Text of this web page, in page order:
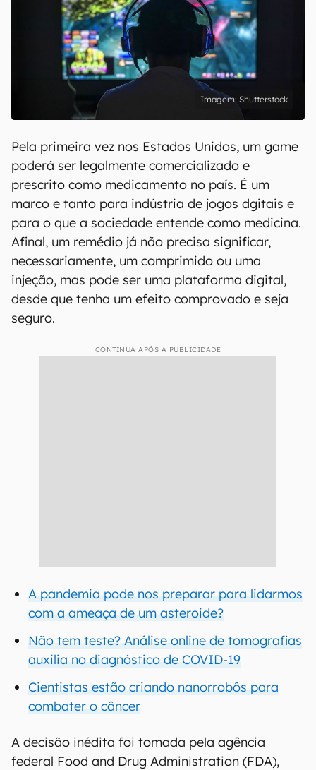
Shutterstock
Pela primeira vez nos Estados Unidos, um game
poderá ser legalmente comercializado e
prescrito como medicamento no país. É um
marco e tanto para indústria de jogos dgitais e
para o que a sociedade entende como medicina.
Afinal, um remédio já não precisa significar,
necessariamente, um comprimido ou uma
injeção, mas pode ser uma plataforma digital,
desde que tenha um efeito comprovado e seja
seguro.
CONTINUA APÓS A PUBLICIDADE
A pandemia pode nos preparar para lidarmos
com a ameaça de um asteroide?
Não tem teste? Análise online de tomografias
auxilia no diagnóstico de COVID-19
Cientistas estão criando nanorrobôs para
combater o câncer
A decisão inédita foi tomada pela agência
federal Food and Drug Administration (FDA),